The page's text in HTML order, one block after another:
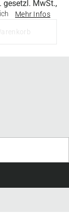
gesetzl. MwSt.,
Mehr Infos